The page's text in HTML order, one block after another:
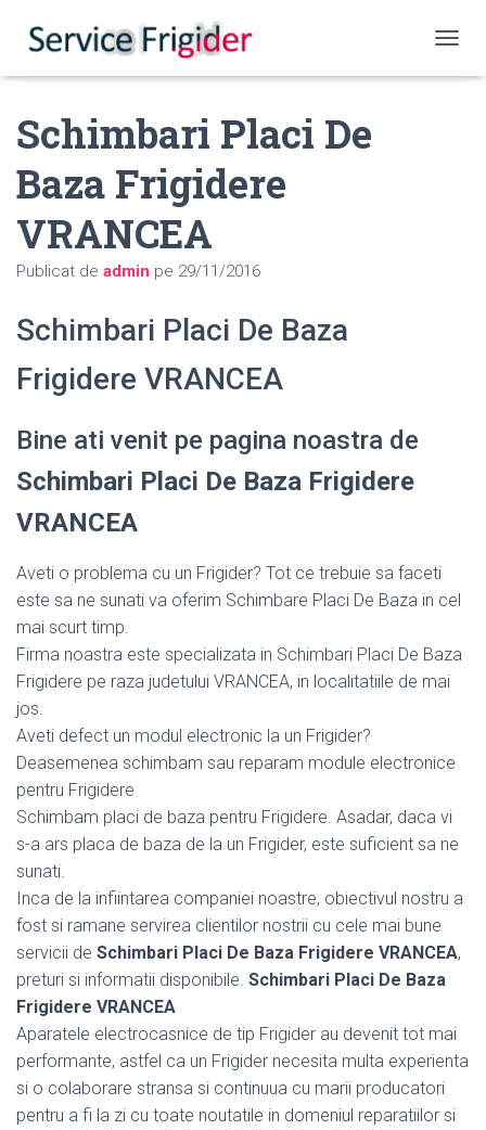
Schimbari Placi De
Baza Frigidere
VRANCEA
Publicat de admin pe 29/11/2016
Schimbari Placi De Baza
Frigidere VRANCEA
Bine ati venit pe pagina noastra de
Schimbari Placi De Baza Frigidere
VRANCEA
Aveti o problema cu un Frigider? Tot ce trebuie sa faceti
este sa ne sunati va oferim Schimbare Placi De Baza in cel
mai scurt timp.
Firma noastra este specializata in Schimbari Placi De Baza
Frigidere pe raza judetului VRANCEA, in localitatiile de mai
jos.
Aveti defect un modul electronic la un Frigider?
Deasemenea schimbam sau reparam module electronice
pentru Frigidere
Schimbam placi de baza pentru Frigidere. Asadar, daca vi
s-a ars placa de baza de la un Frigider, este suficient sa ne
sunati.
Inca de la infiintarea companiei noastre, obiectivul nostru a
fost si ramane servirea clientilor nostrii cu cele mai bune
servicii de Schimbari Placi De Baza Frigidere VRANCEA,
preturi si informatii disponibile. Schimbari Placi De Baza
Frigidere VRANCEA
Aparatele electrocasnice de tip Frigider au devenit tot mai
performante, astfel ca un Frigider necesita multa experienta
si o colaborare stransa si continuua cu marii producatori
pentru a fi la zi cu toate noutatile in domeniul reparatiilor si